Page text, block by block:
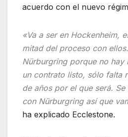
acuerdo con el nuevo
«Va a ser en Hockenheim,
mitad del proceso con
Nürburgring porque no hay
un contrato listo, sólo falta
de años por el que será.
con Nürburgring así que
ha explicado Ecclestone.